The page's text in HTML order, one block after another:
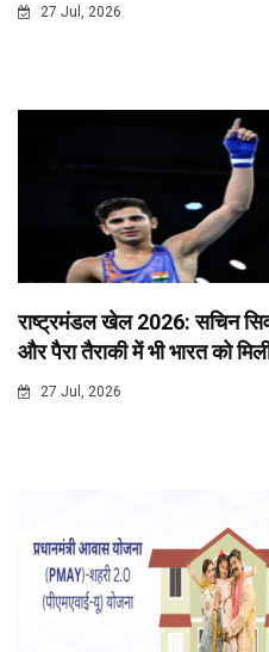
27 Jul, 2026
राष्ट्रमंडल खेल 2026: सचिन
और पैरा तैराकी में भी भारत को
27 Jul, 2026